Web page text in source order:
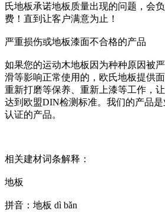
氏地板承诺地板质量出现的问题，会
费！直到让客户满意为止！
严重损伤或地板漆面不合格的产品
如果您的运动木地板因为种种原因被
滑等影响正常使用的，欧氏地板提供
重新打磨等保养、重新上漆等工作，
达到欧盟DIN检测标准。我们的产品
认证的产品。
相关建材词条解释：
地板
拼音：地板 dì bǎn